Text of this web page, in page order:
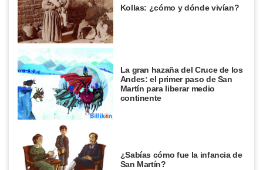
Kollas: ¿cómo y dónde vivían?
La gran hazaña del Cruce de los
Andes: el primer paso de San
Martín para liberar medio
continente
¿Sabías cómo fue la infancia de
San Martín?